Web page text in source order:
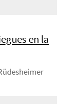
en la